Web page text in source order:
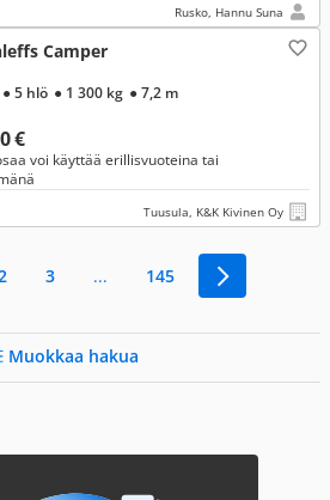
Rusko, Hannu Suna
Camper
€
● 5 hlö ● 1 300 kg ● 7,2 m
voi käyttää erillisvuoteina tai
Tuusula, K&K Kivinen Oy
3 ... 145
Muokkaa hakua